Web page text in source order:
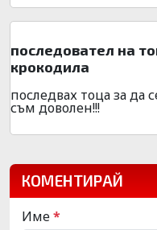
последовател на
крокодила
последвах тоца за да
съм доволен!!!
КОМЕНТИРАЙ
Име*